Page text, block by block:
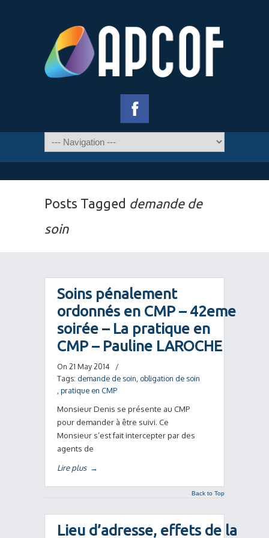
Posts Tagged demande de
soin
Soins pénalement
ordonnés en CMP – 42eme
soirée – La pratique en
CMP – Pauline LAROCHE
On 21 May 2014
/
Tags: demande de soin obligation de soin
pratique en CMP
Monsieur Denis se présente au CMP
pour demander à être suivi. Ce
Monsieur s’est fait intercepter par des
agents de
Lire plus →
Back to Top
Lieu d’adresse, effets de la